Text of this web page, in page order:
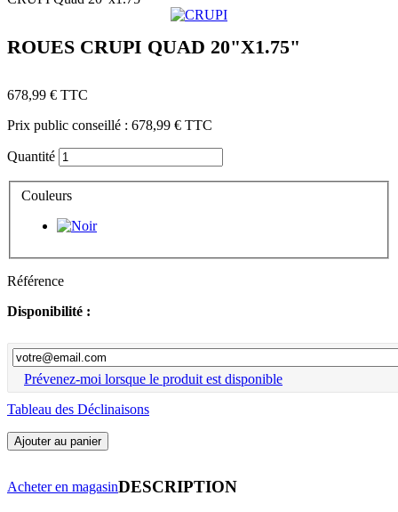
ROUES CRUPI QUAD 20"X1.75"
678,99 € TTC
Prix public conseillé : 678,99 € TTC
Quantité
Couleurs
Référence
Disponibilité :
Prévenez-moi lorsque le produit est disponible
Tableau des Déclinaisons
Ajouter au panier
Acheter en magasinDESCRIPTION